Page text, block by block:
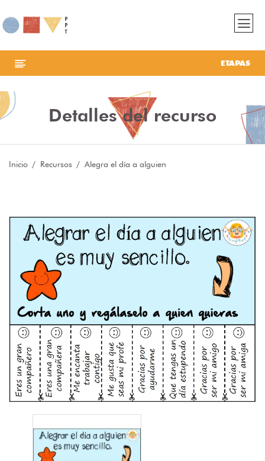
ETAPAS
Detalles del recurso
Inicio Recursos Alegra el día a alguien